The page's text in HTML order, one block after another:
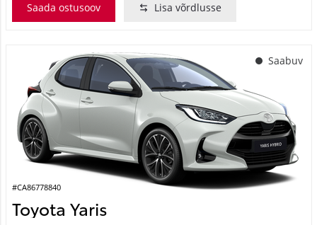
Saada ostusoov Lisa võrdlusse
Saabuv
#CA86778840
Toyota Yaris